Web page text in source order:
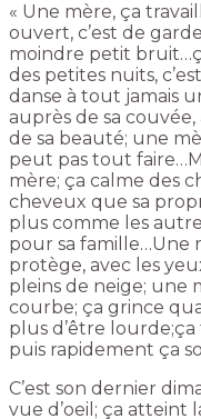
« Une mère, ça
ouvert, c’est de
moindre petit
des petites nuits,
danse à tout jamais
auprès de sa
de sa beauté; une
peut pas tout
mère; ça calme des
cheveux que sa
plus comme les
pour sa famille…Une
protège, avec les
pleins de neige; une
courbe; ça grince
plus d’être
puis rapidement ça
C’est son dernier
vue d’oeil; ça atteint